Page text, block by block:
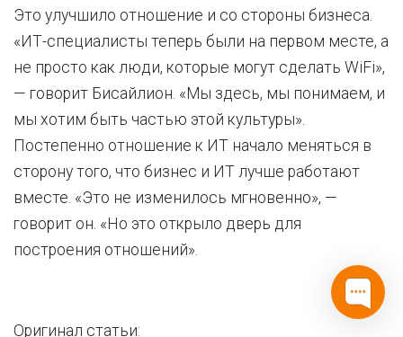
Это улучшило отношение и со стороны бизнеса.
«ИТ-специалисты теперь были на первом месте, а
не просто как люди, которые могут сделать WiFi»,
— говорит Бисайлион. «Мы здесь, мы понимаем, и
мы хотим быть частью этой культуры».
Постепенно отношение к ИТ начало меняться в
сторону того, что бизнес и ИТ лучше работают
вместе. «Это не изменилось мгновенно», —
говорит он. «Но это открыло дверь для
построения отношений».
Оригинал статьи: